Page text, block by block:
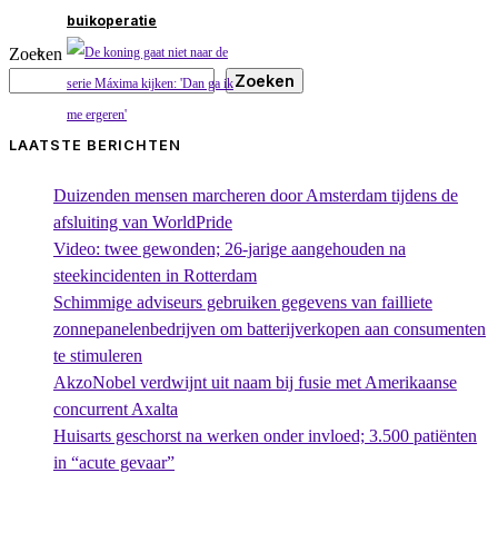
buikoperatie
Zoeken
Zoeken
LAATSTE BERICHTEN
Duizenden mensen marcheren door Amsterdam tijdens de
afsluiting van WorldPride
Video: twee gewonden; 26-jarige aangehouden na
steekincidenten in Rotterdam
Schimmige adviseurs gebruiken gegevens van failliete
zonnepanelenbedrijven om batterijverkopen aan consumenten
te stimuleren
AkzoNobel verdwijnt uit naam bij fusie met Amerikaanse
concurrent Axalta
Huisarts geschorst na werken onder invloed; 3.500 patiënten
in “acute gevaar”